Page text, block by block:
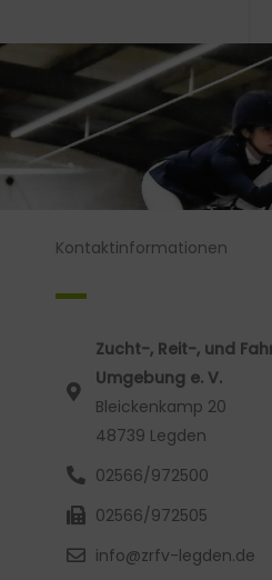
Kontaktinformationen
Zucht-, Reit-, und
Umgebung e. V.
Bleickenkamp 20
48739 Legden
02566/972500
02566/972505
info@zrfv-legden.de